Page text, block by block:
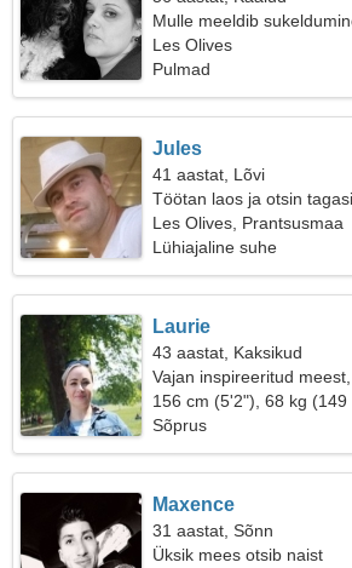
Mulle meeldib
Les Olives
Pulmad
Jules
41 aastat, Lõvi
Töötan laos ja otsin
Les Olives, Prantsusmaa
Lühiajaline suhe
Laurie
43 aastat, Kaksikud
Vajan inspireeritud
156 cm (5'2"), 68 kg (149
Sõprus
Maxence
31 aastat, Sõnn
Üksik mees otsib naist